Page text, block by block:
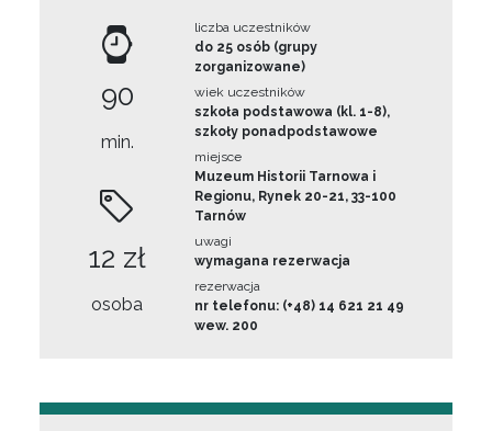
90
min.
12 zł
osoba
liczba uczestników
do 25 osób (grupy
zorganizowane)
wiek uczestników
szkoła podstawowa (kl. 1-8),
szkoły ponadpodstawowe
miejsce
Muzeum Historii Tarnowa i
Regionu, Rynek 20-21, 33-100
Tarnów
uwagi
wymagana rezerwacja
rezerwacja
nr telefonu: (+48) 14 621 21 49
wew. 200